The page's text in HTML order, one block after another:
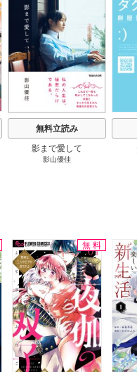
無料立読み
影まで愛して
影山優佳
無料